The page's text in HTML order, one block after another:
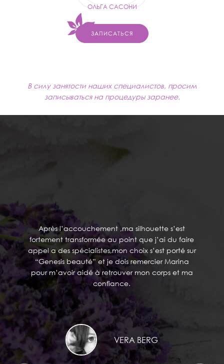
ОЛЬГА САСОНИ
ЗАПИСАТЬСЯ
В силу занятости наших специалистов, просим
записываться на процедуры заранее.
Après l’accouchement ,ma silhouette s’est
fortement transformée au point que j’ai du faire
appel a des spécialistes,mon choix s’est porté sur
“Genesis beauté” et je dois remercier Marina
pour m’avoir aidé à retrouver mon corps et ma
confiance.
VERA BERG